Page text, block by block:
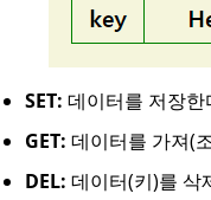
SET: 데이터를 저장
GET: 데이터를 가져(
DEL: 데이터(키)를 삭